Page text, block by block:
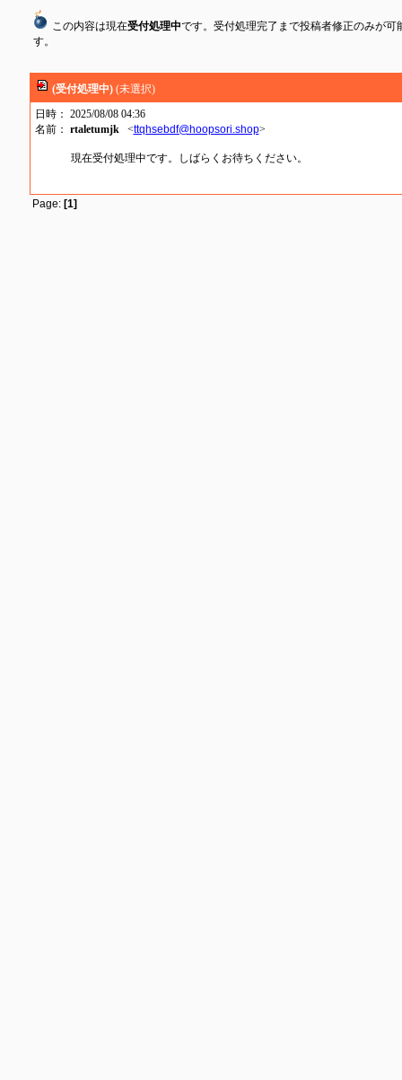
この内容は現在受付処理中です。受付処理完了まで投稿者修正のみが可
す。
(受付処理中)(未選択)
日時： 2025/08/08 04:36
名前： rtaletumjk<ttqhsebdf@hoopsori.shop>
現在受付処理中です。しばらくお待ちください。
Page: [1]